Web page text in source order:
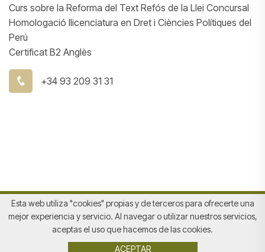
Curs sobre la Reforma del Text Refós de la Llei Concursal
Homologació llicenciatura en Dret i Ciències Polítiques del
Perú
Certificat B2 Anglès
+34 93 209 31 31
Avis legal|Política de privacitat|Política de Cookies
Esta web utiliza "cookies" propias y de terceros para ofrecerte una
mejor experiencia y servicio. Al navegar o utilizar nuestros servicios,
aceptas el uso que hacemos de las cookies.